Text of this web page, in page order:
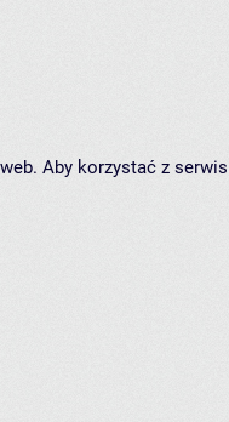
Aby korzystać z